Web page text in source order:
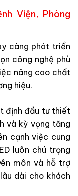
Viện, Phòng
càng phát triển
công nghệ phù
nâng cao chất
hiệu.
định đầu tư thiết
và kỳ vọng tăng
cạnh việc cung
luôn chú trọng
môn và hỗ trợ
dài cho khách